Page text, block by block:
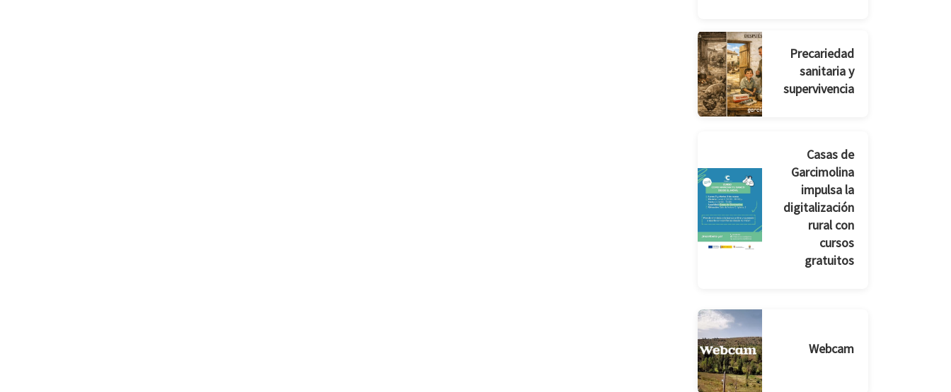
Precariedad
sanitaria y
supervivencia
Casas de
Garcimolina
impulsa la
digitalización
rural con
cursos
gratuitos
Webcam